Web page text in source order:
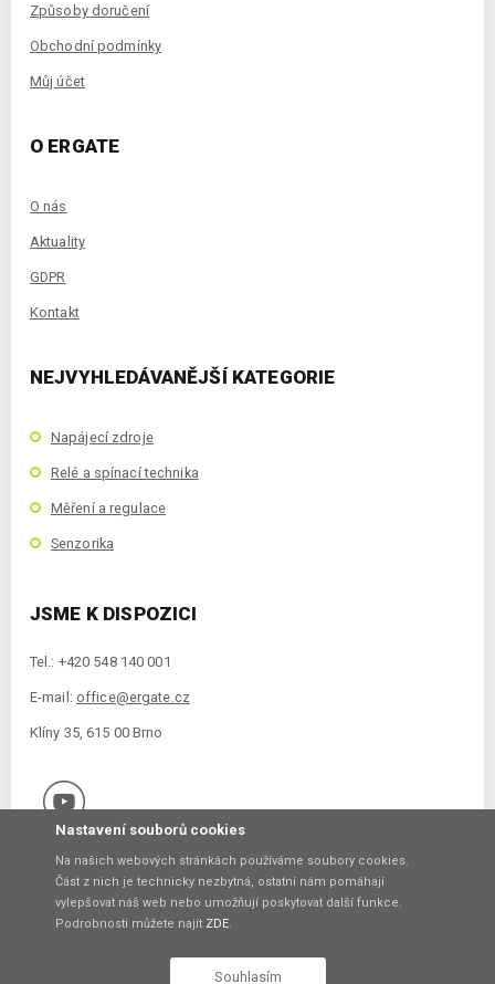
Způsoby doručení
Obchodní podmínky
Můj účet
O ERGATE
O nás
Aktuality
GDPR
Kontakt
NEJVYHLEDÁVANĚJŠÍ KATEGORIE
Napájecí zdroje
Relé a spínací technika
Měření a regulace
Senzorika
JSME K DISPOZICI
Tel.: +420 548 140 001
E-mail: office@ergate.cz
Klíny 35, 615 00 Brno
Copyright © 2021 ERGATE Automation s.r.o., Klíny 35, 61500 Brno
Nastavení souborů cookies
Na našich webových stránkách používáme soubory cookies.
Část z nich je technicky nezbytná, ostatní nám pomáhají
vylepšovat náš web nebo umožňují poskytovat další funkce.
Podrobnosti můžete najít ZDE.
Souhlasím